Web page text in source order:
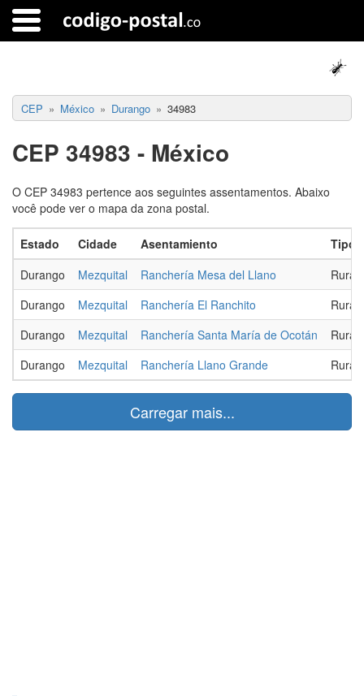
CEP México Durango 34983
CEP 34983 - México
O CEP 34983 pertence aos seguintes assentamentos. Abaixo
você pode ver o mapa da zona postal.
Estado Cidade Asentamiento
Tipo
Durango
Mezquital Ranchería Mesa del Llano
Rural
Durango
Mezquital Ranchería El Ranchito
Rural
Durango
Mezquital Ranchería Santa María de Ocotán
Rural
Durango
Mezquital Ranchería Llano Grande Rural
Carregar mais...